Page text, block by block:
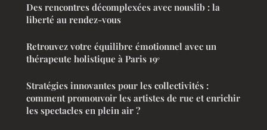
Des rencontres décomplexées avec nouslib : la
liberté au rendez-vous
Retrouvez votre équilibre émotionnel avec un
thérapeute holistique à Paris 19ᵉ
Stratégies innovantes pour les collectivités :
comment promouvoir les artistes de rue et enrichir
les spectacles en plein air ?